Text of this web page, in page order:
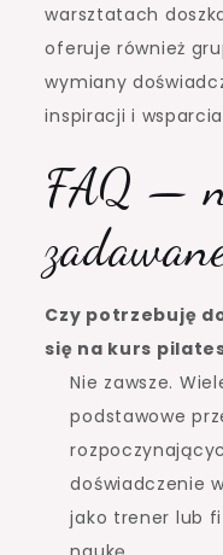
warsztatach
oferuje również
wymiany
inspiracji i
FAQ —
Czy potrzebuję
się na kurs
Nie zawsze.
podstawowe
doświadczenie
jako trener lub